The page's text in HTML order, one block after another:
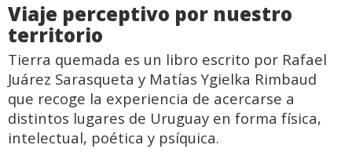
Viaje perceptivo por nuestro
territorio
Tierra quemada es un libro escrito por Rafael
Juárez Sarasqueta y Matías Ygielka Rimbaud
que recoge la experiencia de acercarse a
distintos lugares de Uruguay en forma física,
intelectual, poética y psíquica.